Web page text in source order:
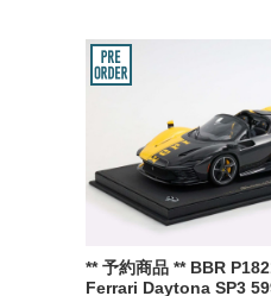
** 予約商品 ** BBR
Ferrari Daytona SP3